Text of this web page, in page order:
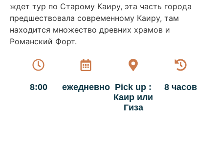
ждет тур по Старому Каиру, эта часть города
предшествовала современному Каиру, там
находится множество древних храмов и
Романский Форт.
8:00 ежедневно Pick up :
Каир или
Гиза
8 часов